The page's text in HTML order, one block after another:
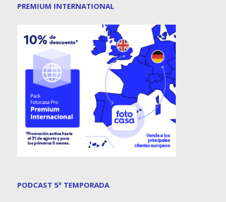
PREMIUM INTERNATIONAL
PODCAST 5ª TEMPORADA